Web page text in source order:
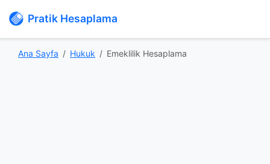
Pratik Hesaplama
Ana Sayfa Hukuk Emeklilik Hesaplama